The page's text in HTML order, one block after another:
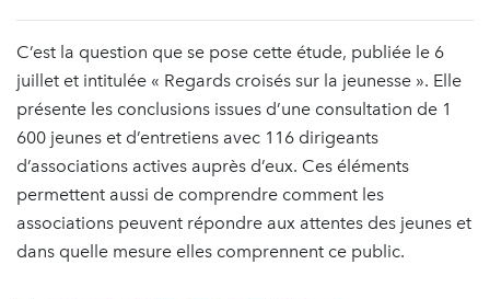
C’est la question que se pose cette étude, publiée le 6
juillet et intitulée « Regards croisés sur la jeunesse ». Elle
présente les conclusions issues d’une consultation de 1
600 jeunes et d’entretiens avec 116 dirigeants
d’associations actives auprès d’eux. Ces éléments
permettent aussi de comprendre comment les
associations peuvent répondre aux attentes des jeunes et
dans quelle mesure elles comprennent ce public.